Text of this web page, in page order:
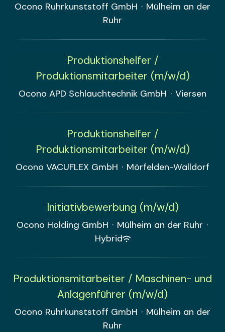
Ocono Ruhrkunststoff GmbH · Mülheim an der
Ruhr
Produktionshelfer /
Produktionsmitarbeiter (m/w/d)
Ocono APD Schlauchtechnik GmbH · Viersen
Produktionshelfer /
Produktionsmitarbeiter (m/w/d)
Ocono VACUFLEX GmbH · Mörfelden-Walldorf
Initiativbewerbung (m/w/d)
Ocono Holding GmbH · Mülheim an der Ruhr ·
Hybrid
Produktionsmitarbeiter / Maschinen- und
Anlagenführer (m/w/d)
Ocono Ruhrkunststoff GmbH · Mülheim an der
Ruhr